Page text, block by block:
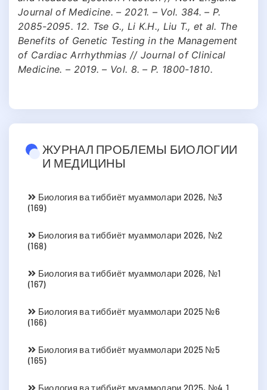
Journal of Medicine. – 2021. – Vol. 384. – P.
2085-2095. 12. Tse G., Li K.H., Liu T., et al. The
Benefits of Genetic Testing in the Management
of Cardiac Arrhythmias // Journal of Clinical
Medicine. – 2019. – Vol. 8. – P. 1800-1810.
ЖУРНАЛ ПРОБЛЕМЫ БИОЛОГИИ
И МЕДИЦИНЫ
Биология ва тиббиёт муаммолари 2026, №3
(169)
Биология ва тиббиёт муаммолари 2026, №2
(168)
Биология ва тиббиёт муаммолари 2026, №1
(167)
Биология ва тиббиёт муаммолари 2025 №6
(166)
Биология ва тиббиёт муаммолари 2025 №5
(165)
Биология ва тиббиёт муаммолари 2025, №4.1